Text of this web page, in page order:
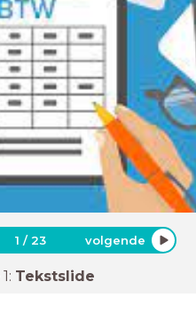
1 /23 volgende
1: Tekstslide